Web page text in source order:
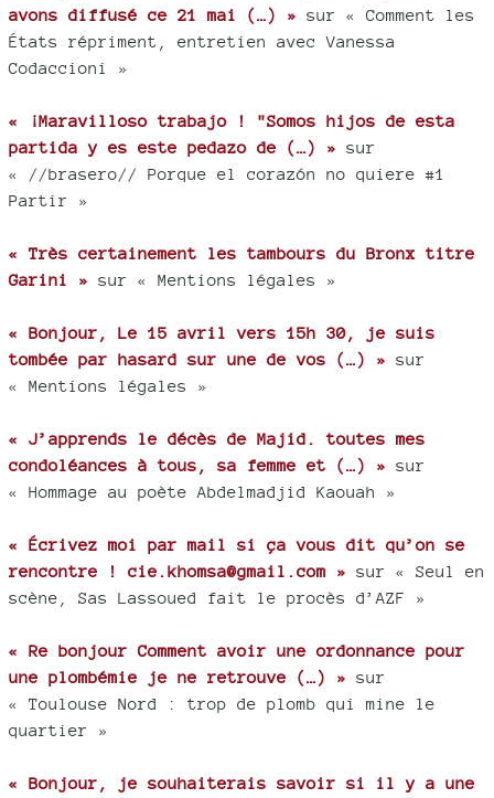
avons diffusé ce 21 mai (…) » sur « Comment les
États répriment, entretien avec Vanessa
Codaccioni »
« ¡Maravilloso trabajo ! "Somos hijos de esta
partida y es este pedazo de (…) » sur
« //brasero// Porque el corazón no quiere #1
Partir »
« Très certainement les tambours du Bronx titre
Garini » sur « Mentions légales »
« Bonjour, Le 15 avril vers 15h 30, je suis
tombée par hasard sur une de vos (…) » sur
« Mentions légales »
« J’apprends le décès de Majid. toutes mes
condoléances à tous, sa femme et (…) » sur
« Hommage au poète Abdelmadjid Kaouah »
« Écrivez moi par mail si ça vous dit qu’on se
rencontre ! cie.khomsa@gmail.com » sur « Seul en
scène, Sas Lassoued fait le procès d’AZF »
« Re bonjour Comment avoir une ordonnance pour
une plombémie je ne retrouve (…) » sur
« Toulouse Nord : trop de plomb qui mine le
quartier »
« Bonjour, je souhaiterais savoir si il y a une